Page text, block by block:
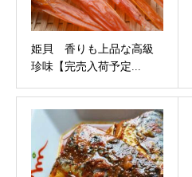
姫貝 香りも上品な高級
珍味【完売入荷予定...